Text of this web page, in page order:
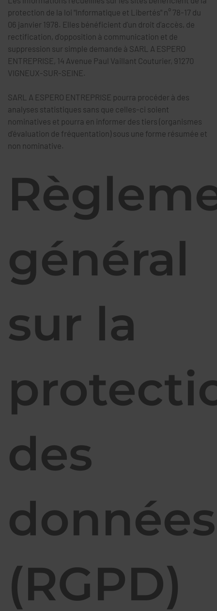
protection de la loi "Informatique et Libertés" n° 78-17 du
06 janvier 1978. Elles bénéficient d'un droit d'accès, de
rectification, d'opposition à communication et de
suppression sur simple demande à SARL A ESPERO
ENTREPRISE, 14 Avenue Paul Vaillant Couturier, 91270
VIGNEUX-SUR-SEINE.
SARL A ESPERO ENTREPRISE pourra procéder à des
analyses statistiques sans que celles-ci soient
nominatives et pourra en informer des tiers (organismes
d'évaluation de fréquentation) sous une forme résumée et
non nominative.
général
sur la
des
données
(RGPD)
Téléphone *
En soumettant ce formulaire, j'accepte que les
informations saisies soient exploitées dans le cadre
strict de ma demande*
SARL A ESPERO ENTREPRISE s'engage à ce que la collecte et le
traitement de vos données, effectués à partir de notre site
chauffage-plomberie-espero.fr
retrait de votre consentement à l'utilisation des données collectées
par ce formulaire, ou à vous inscrire sur la liste d'opposition au
démarchage téléphonique, veuillez consulter notre
confidentialité